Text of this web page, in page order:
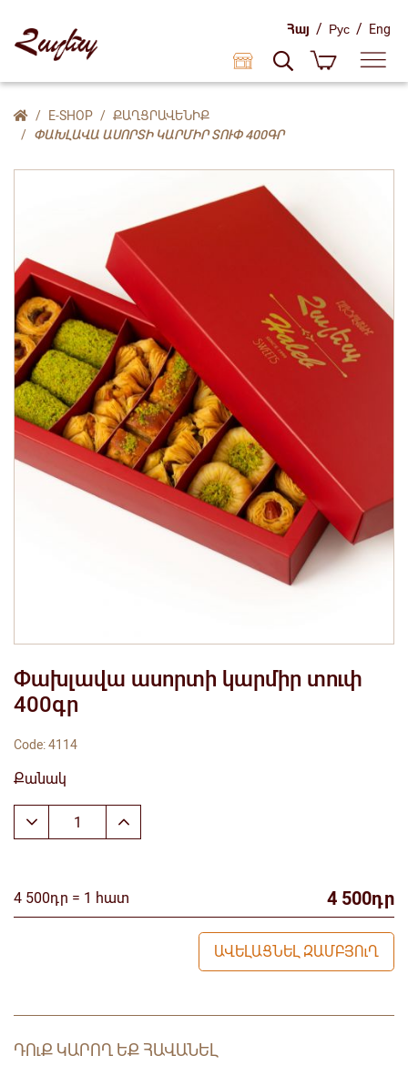
Հայ / Рус / Eng
E-SHOP
ՔԱՂՑՐԱՎԵՆԻՔ
ՓԱԽԼԱՎԱ ԱՍՈՐՏԻ ԿԱՐՄԻՐ ՏՈՒՓ 400ԳՐ
Փախլավա ասորտի կարմիր տուփ
400գր
Code: 4114
Քանակ
4 500դր = 1 հատ 4 500դր
ԱՎԵԼԱՑՆԵԼ ԶԱՄԲՅՈւՂ
ԴՈւՔ ԿԱՐՈՂ ԵՔ ՀԱՎԱՆԵԼ